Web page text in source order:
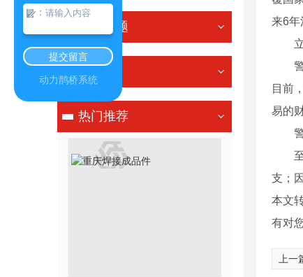
常见问题
其他
热门推荐
来6年
立法
警方
目前
易的
警方
至于
支；
本文
有对
上一
：
提交留言
动力鹊桥系统